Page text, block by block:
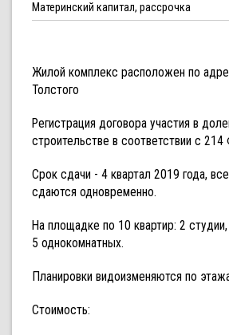
Материнский капитал, рассрочка
Жилой комплекс расположен по
Толстого
Регистрация договора участия в
строительстве в соответствии с 214
Срок сдачи - 4 квартал 2019 года,
сдаются одновременно.
На площадке по 10 квартир: 2
5 однокомнатных.
Планировки видоизменяются по
Стоимость: